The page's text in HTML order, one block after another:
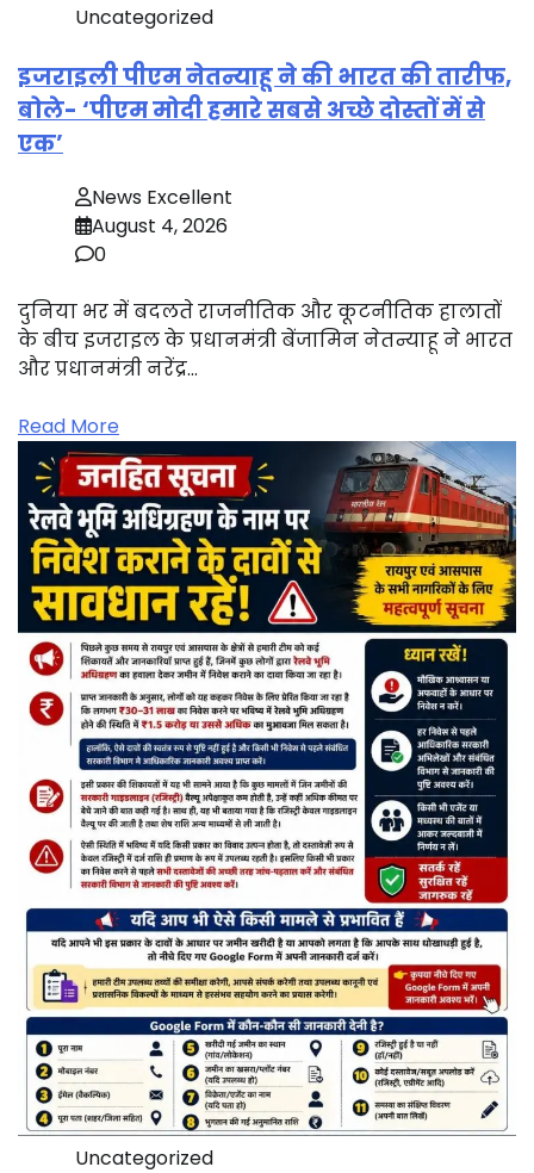
Uncategorized
इजराइली पीएम नेतन्याहू ने की भारत की तारीफ,
बोले- ‘पीएम मोदी हमारे सबसे अच्छे दोस्तों में से
एक’
News Excellent
August 4, 2026
0
दुनिया भर में बदलते राजनीतिक और कूटनीतिक हालातों
के बीच इजराइल के प्रधानमंत्री बेंजामिन नेतन्याहू ने भारत
और प्रधानमंत्री नरेंद्र…
Read More
Uncategorized